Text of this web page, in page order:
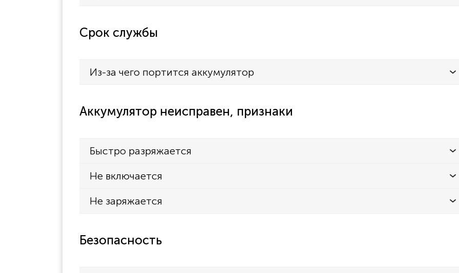
Срок службы
Из-за чего портится аккумулятор
Аккумулятор неисправен, признаки
Быстро разряжается
Не включается
Не заряжается
Безопасность